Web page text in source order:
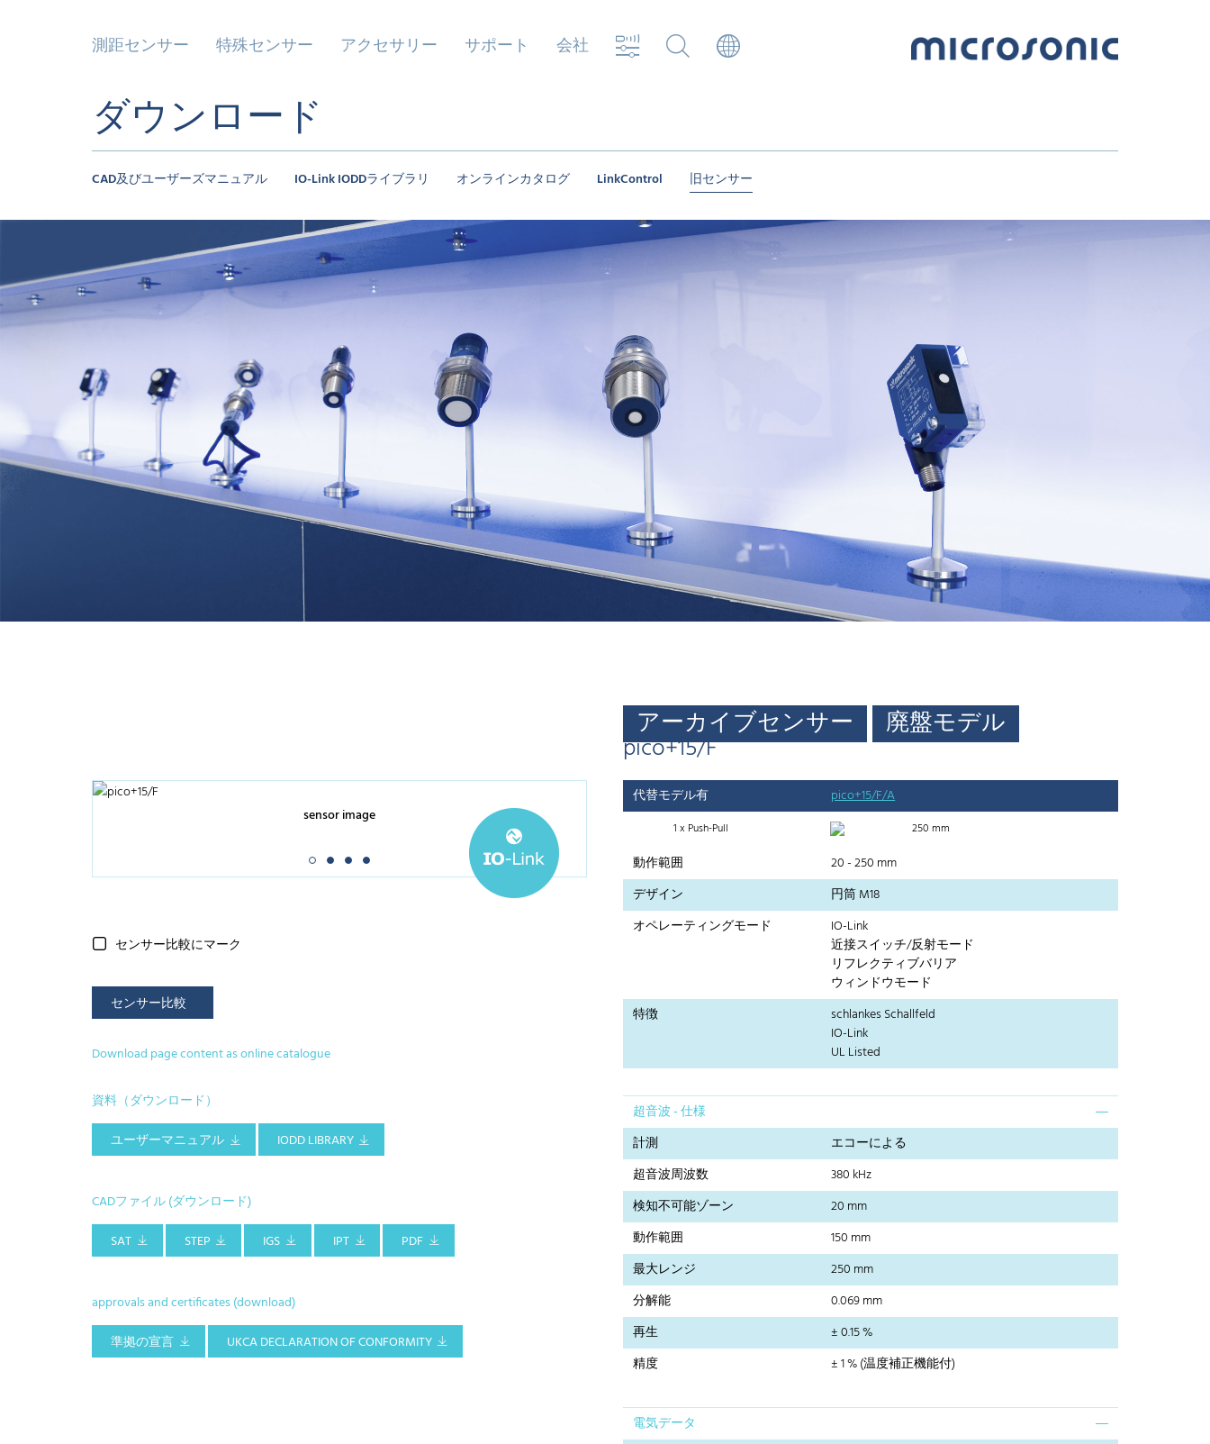
測距センサー 特殊センサー アクセサリー サポート 会社
ダウンロード
CAD及びユーザーズマニュアル IO-Link IODDライブラリ オンラインカタログ LinkControl 旧センサー
アーカイブセンサー 廃盤モデル
pico+15/F
sensor image
センサー比較にマーク
センサー比較
Download page content as online catalogue
資料（ダウンロード）
ユーザーマニュアル
IODD LIBRARY
CADファイル (ダウンロード)
SAT
STEP IGS IPT PDF
approvals and certificates (download)
準拠の宣言
UKCA DECLARATION OF CONFORMITY
代替モデル有 pico+15/F/A
1 x Push-Pull 250 mm
動作範囲
20 - 250 mm
デザイン
円筒 M18
オペレーティングモード
IO-Link
近接スイッチ/反射モード
リフレクティブバリア
ウィンドウモード
特徴
schlankes Schallfeld
IO-Link
UL Listed
超音波 - 仕様
計測
エコーによる
超音波周波数
380 kHz
検知不可能ゾーン
20 mm
動作範囲
150 mm
最大レンジ
250 mm
分解能
0.069 mm
再生
± 0.15 %
精度
± 1 % (温度補正機能付)
電気データ